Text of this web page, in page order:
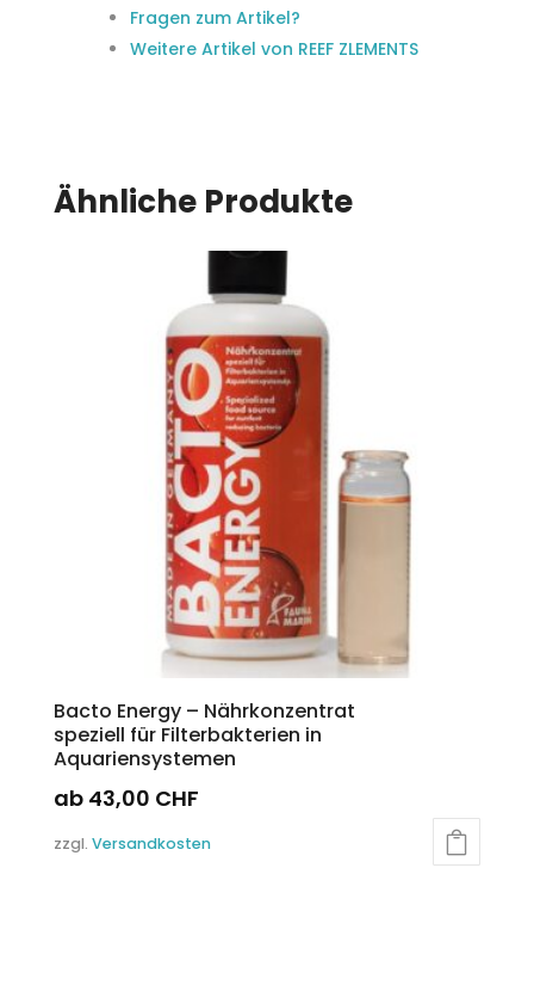
Fragen zum Artikel?
Weitere Artikel von REEF ZLEMENTS
Ähnliche Produkte
Bacto Energy – Nährkonzentrat
speziell für Filterbakterien in
Aquariensystemen
ab 43,00 CHF
Produkt
zzgl. Versandkosten